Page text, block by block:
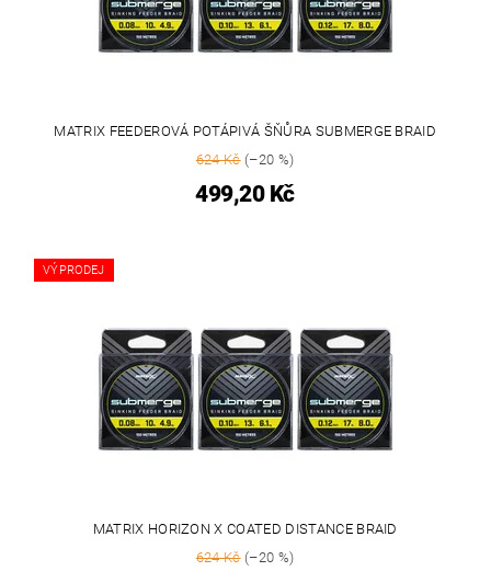
MATRIX FEEDEROVÁ POTÁPIVÁ ŠŇŮRA SUBMERGE BRAID
624 Kč(–20 %)
499,20 Kč
VÝPRODEJ
MATRIX HORIZON X COATED DISTANCE BRAID
624 Kč(–20 %)